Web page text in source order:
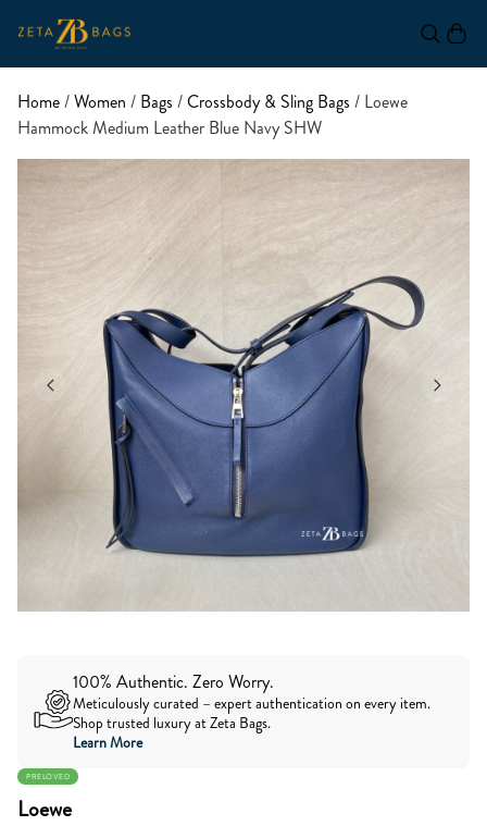
Home/Women / Bags /Crossbody & Sling Bags / Loewe
Hammock Medium Leather Blue Navy SHW
100% Authentic. Zero Worry.
Meticulously curated – expert authentication on every item.
Shop trusted luxury at Zeta Bags.
Learn More
PRELOVED
Loewe